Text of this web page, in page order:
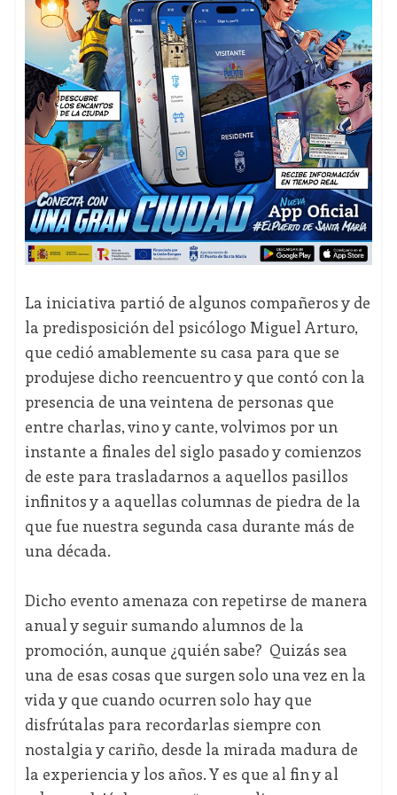
La iniciativa partió de algunos compañeros y de
la predisposición del psicólogo Miguel Arturo,
que cedió amablemente su casa para que se
produjese dicho reencuentro y que contó con la
presencia de una veintena de personas que
entre charlas, vino y cante, volvimos por un
instante a finales del siglo pasado y comienzos
de este para trasladarnos a aquellos pasillos
infinitos y a aquellas columnas de piedra de la
que fue nuestra segunda casa durante más de
una década.
Dicho evento amenaza con repetirse de manera
anual y seguir sumando alumnos de la
promoción, aunque ¿quién sabe? Quizás sea
una de esas cosas que surgen solo una vez en la
vida y que cuando ocurren solo hay que
disfrútalas para recordarlas siempre con
nostalgia y cariño, desde la mirada madura de
la experiencia y los años. Y es que al fin y al